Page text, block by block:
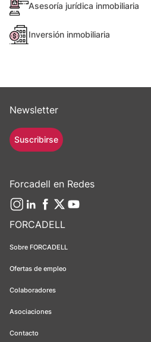
Asesoría jurídica inmobiliaria
Inversión inmobiliaria
FORCADELL
Sobre FORCADELL
Ofertas de empleo
Colaboradores
Asociaciones
Contacto
Newsletter
Suscribirse
Forcadell en Redes